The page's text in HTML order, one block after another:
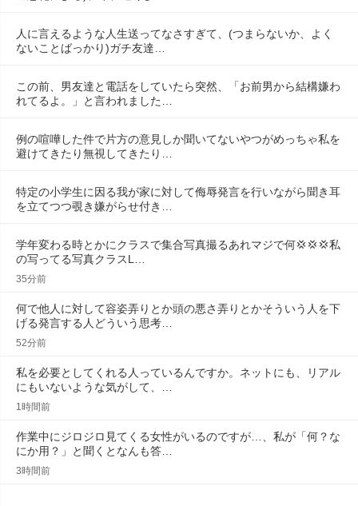
人に言えるような人生送ってなさすぎて、(つまらないか、よく
ないことばっかり)ガチ友達…
この前、男友達と電話をしていたら突然、「お前男から結構嫌わ
れてるよ。」と言われました…
例の喧嘩した件で片方の意見しか聞いてないやつがめっちゃ私を
避けてきたり無視してきたり…
特定の小学生に因る我が家に対して侮辱発言を行いながら聞き耳
を立てつつ覗き嫌がらせ付き…
学年変わる時とかにクラスで集合写真撮るあれマジで何💢💢‪💢‪私
の写ってる写真クラスL…
35分前
何で他人に対して容姿弄りとか頭の悪さ弄りとかそういう人を下
げる発言する人どういう思考…
52分前
私を必要としてくれる人っているんですか。ネットにも、リアル
にもいないような気がして、…
1時間前
作業中にジロジロ見てくる女性がいるのですが…、私が「何？な
にか用？」と聞くとなんも答…
3時間前